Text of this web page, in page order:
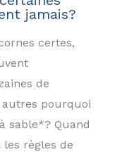
jamais?
certes,
de
autres pourquoi
sable*? Quand
règles de